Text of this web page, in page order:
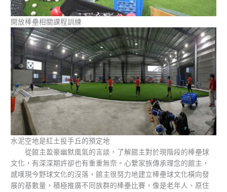
開放棒壘相關課程訓練
水泥空地是紅土投手丘的預定地
從館主盈豪幽默風氣的言談，了解館主對於現階段的棒壘球
文化，有深深期許卻也有重重無奈。心繫家族傳承理念的館主，
感嘆現今野球文化的沒落，館主很努力地建立棒壘球文化橫向發
展的基數量，積極推廣不同族群的棒壘比賽，像是老年人、原住